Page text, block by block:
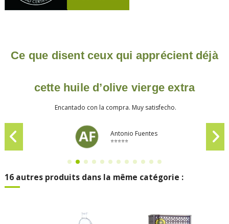
Ce que disent ceux qui apprécient déjà
cette huile d’olive vierge extra
Encantado con la compra. Muy satisfecho.
Antonio Fuentes
⭐⭐⭐⭐⭐
16 autres produits dans la même catégorie :